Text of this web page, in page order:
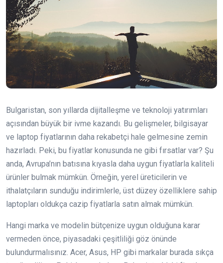
Bulgaristan, son yıllarda dijitalleşme ve teknoloji yatırımları
açısından büyük bir ivme kazandı. Bu gelişmeler, bilgisayar
ve laptop fiyatlarının daha rekabetçi hale gelmesine zemin
hazırladı. Peki, bu fiyatlar konusunda ne gibi fırsatlar var? Şu
anda, Avrupa’nın batısına kıyasla daha uygun fiyatlarla kaliteli
ürünler bulmak mümkün. Örneğin, yerel üreticilerin ve
ithalatçıların sunduğu indirimlerle, üst düzey özelliklere sahip
laptopları oldukça cazip fiyatlarla satın almak mümkün.
Hangi marka ve modelin bütçenize uygun olduğuna karar
vermeden önce, piyasadaki çeşitliliği göz önünde
bulundurmalısınız. Acer, Asus, HP gibi markalar burada sıkça